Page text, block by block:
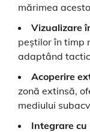
mărimea
Vizualizare
peștilor în timp
adaptând
Acoperire
zonă extinsă,
mediului
Integrare cu